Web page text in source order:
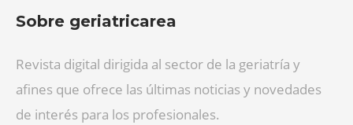
Sobre geriatricarea
Revista digital dirigida al sector de la geriatría y
afines que ofrece las últimas noticias y novedades
de interés para los profesionales.